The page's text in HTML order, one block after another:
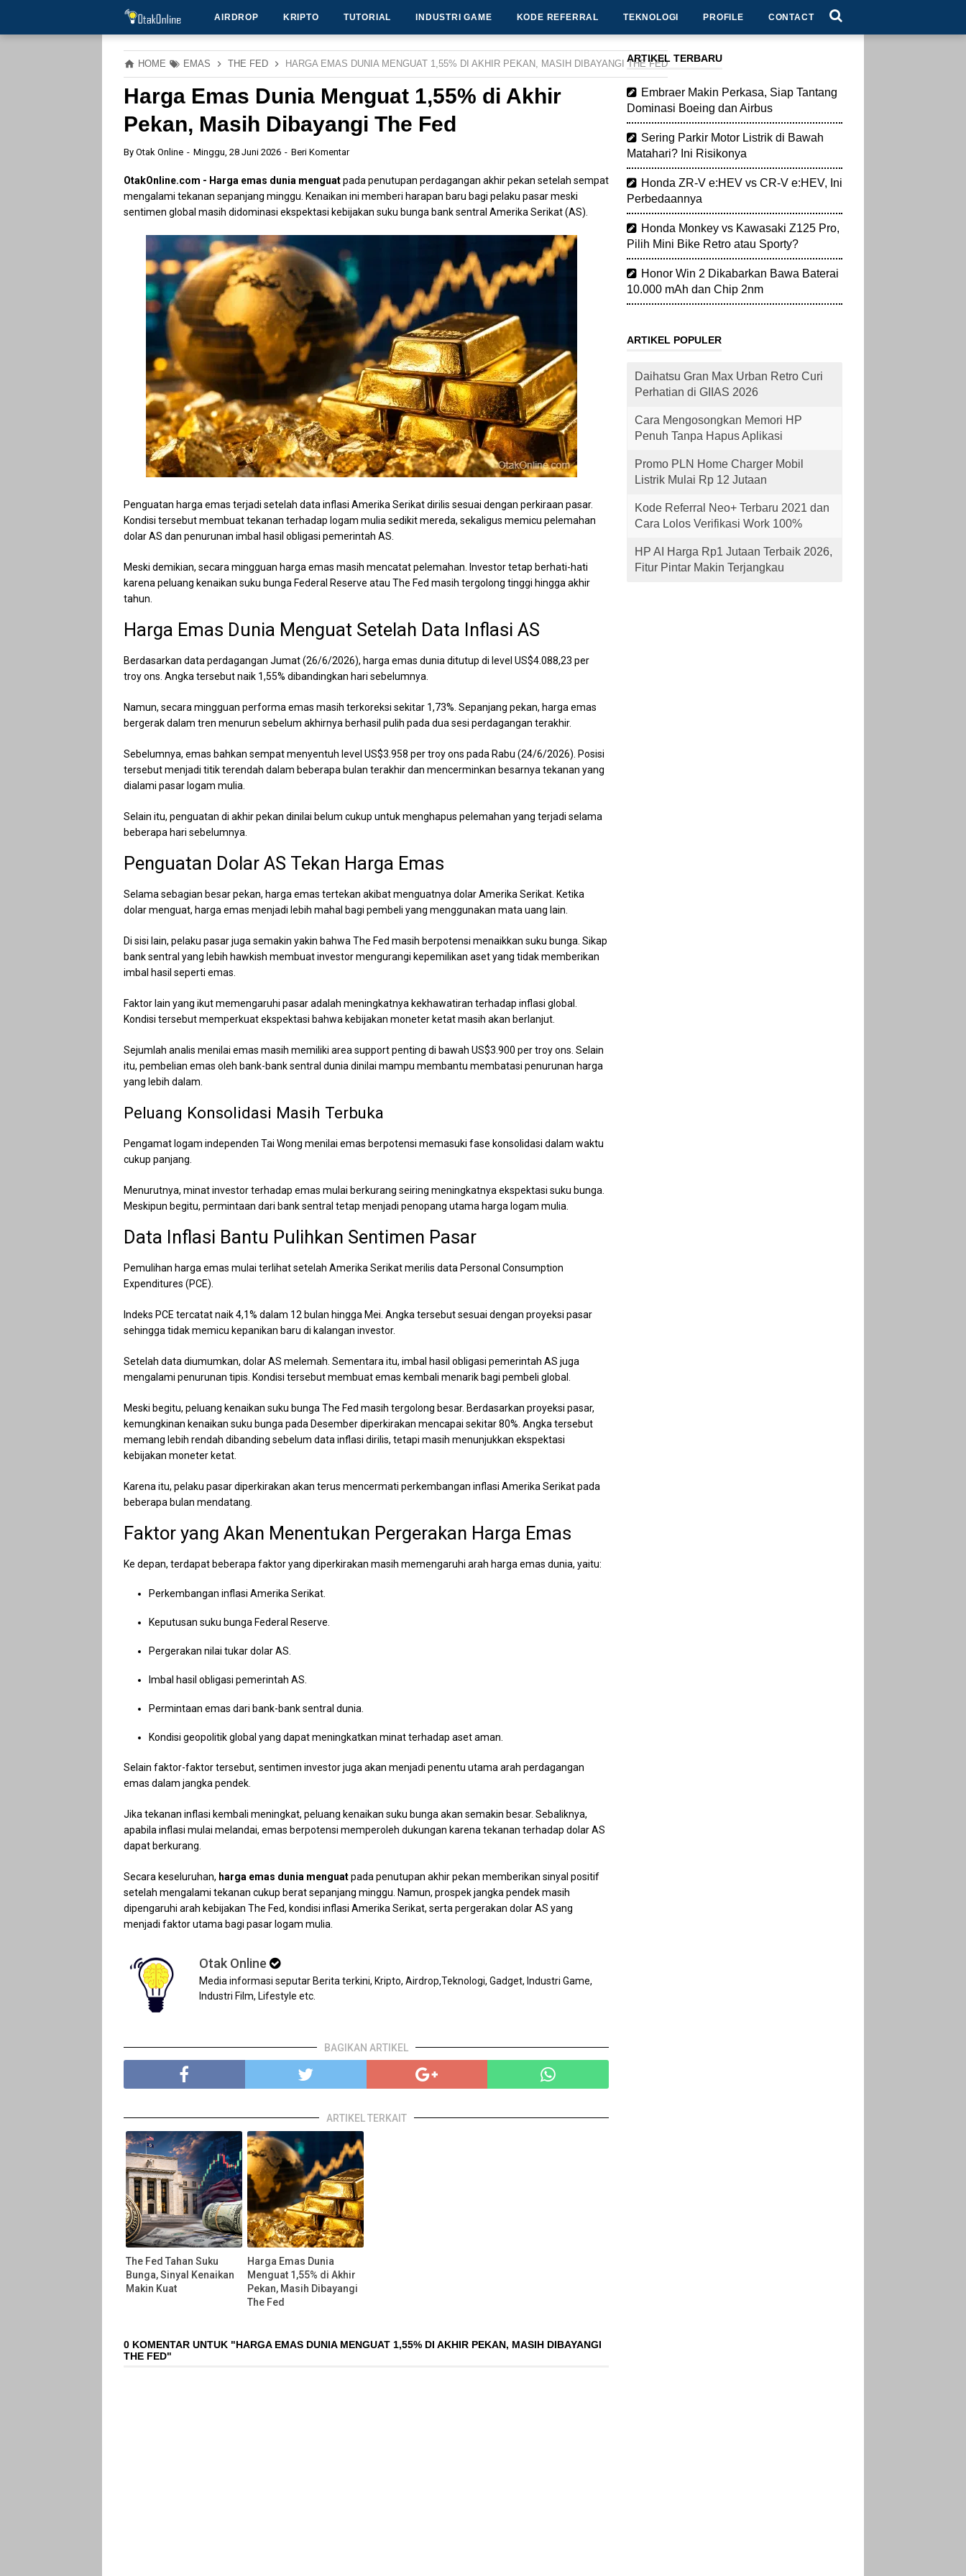
AIRDROP KRIPTO TUTORIAL INDUSTRI GAME KODE REFERRAL TEKNOLOGI PROFILE CONTACT
HOME EMAS THE FED HARGA EMAS DUNIA MENGUAT 1,55% DI AKHIR PEKAN, MASIH DIBAYANGI THE FED
Harga Emas Dunia Menguat 1,55% di Akhir
Pekan, Masih Dibayangi The Fed
By Otak Online Minggu, 28 Juni 2026 Beri Komentar
OtakOnline.com - Harga emas dunia menguatpada penutupan perdagangan akhir pekan setelah sempat
mengalami tekanan sepanjang minggu. Kenaikan ini memberi harapan baru bagi pelaku pasar meski
sentimen global masih didominasi ekspektasi kebijakan suku bunga bank sentral Amerika Serikat (AS).
Penguatan harga emas terjadi setelah data inflasi Amerika Serikat dirilis sesuai dengan perkiraan pasar.
Kondisi tersebut membuat tekanan terhadap logam mulia sedikit mereda, sekaligus memicu pelemahan
dolar AS dan penurunan imbal hasil obligasi pemerintah AS.
Meski demikian, secara mingguan harga emas masih mencatat pelemahan. Investor tetap berhati-hati
karena peluang kenaikan suku bunga Federal Reserve atau The Fed masih tergolong tinggi hingga akhir
tahun.
Harga Emas Dunia Menguat Setelah Data Inflasi AS
Berdasarkan data perdagangan Jumat (26/6/2026), harga emas dunia ditutup di level US$4.088,23 per
troy ons. Angka tersebut naik 1,55% dibandingkan hari sebelumnya.
Namun, secara mingguan performa emas masih terkoreksi sekitar 1,73%. Sepanjang pekan, harga emas
bergerak dalam tren menurun sebelum akhirnya berhasil pulih pada dua sesi perdagangan terakhir.
Sebelumnya, emas bahkan sempat menyentuh level US$3.958 per troy ons pada Rabu (24/6/2026). Posisi
tersebut menjadi titik terendah dalam beberapa bulan terakhir dan mencerminkan besarnya tekanan yang
dialami pasar logam mulia.
Selain itu, penguatan di akhir pekan dinilai belum cukup untuk menghapus pelemahan yang terjadi selama
beberapa hari sebelumnya.
Penguatan Dolar AS Tekan Harga Emas
Selama sebagian besar pekan, harga emas tertekan akibat menguatnya dolar Amerika Serikat. Ketika
dolar menguat, harga emas menjadi lebih mahal bagi pembeli yang menggunakan mata uang lain.
Di sisi lain, pelaku pasar juga semakin yakin bahwa The Fed masih berpotensi menaikkan suku bunga. Sikap
bank sentral yang lebih hawkish membuat investor mengurangi kepemilikan aset yang tidak memberikan
imbal hasil seperti emas.
Faktor lain yang ikut memengaruhi pasar adalah meningkatnya kekhawatiran terhadap inflasi global.
Kondisi tersebut memperkuat ekspektasi bahwa kebijakan moneter ketat masih akan berlanjut.
Sejumlah analis menilai emas masih memiliki area support penting di bawah US$3.900 per troy ons. Selain
itu, pembelian emas oleh bank-bank sentral dunia dinilai mampu membantu membatasi penurunan harga
yang lebih dalam.
Peluang Konsolidasi Masih Terbuka
Pengamat logam independen Tai Wong menilai emas berpotensi memasuki fase konsolidasi dalam waktu
cukup panjang.
Menurutnya, minat investor terhadap emas mulai berkurang seiring meningkatnya ekspektasi suku bunga.
Meskipun begitu, permintaan dari bank sentral tetap menjadi penopang utama harga logam mulia.
Data Inflasi Bantu Pulihkan Sentimen Pasar
Pemulihan harga emas mulai terlihat setelah Amerika Serikat merilis data Personal Consumption
Expenditures (PCE).
Indeks PCE tercatat naik 4,1% dalam 12 bulan hingga Mei. Angka tersebut sesuai dengan proyeksi pasar
sehingga tidak memicu kepanikan baru di kalangan investor.
Setelah data diumumkan, dolar AS melemah. Sementara itu, imbal hasil obligasi pemerintah AS juga
mengalami penurunan tipis. Kondisi tersebut membuat emas kembali menarik bagi pembeli global.
Meski begitu, peluang kenaikan suku bunga The Fed masih tergolong besar. Berdasarkan proyeksi pasar,
kemungkinan kenaikan suku bunga pada Desember diperkirakan mencapai sekitar 80%. Angka tersebut
memang lebih rendah dibanding sebelum data inflasi dirilis, tetapi masih menunjukkan ekspektasi
kebijakan moneter ketat.
Karena itu, pelaku pasar diperkirakan akan terus mencermati perkembangan inflasi Amerika Serikat pada
beberapa bulan mendatang.
Faktor yang Akan Menentukan Pergerakan Harga Emas
Ke depan, terdapat beberapa faktor yang diperkirakan masih memengaruhi arah harga emas dunia, yaitu:
Perkembangan inflasi Amerika Serikat.
Keputusan suku bunga Federal Reserve.
Pergerakan nilai tukar dolar AS.
Imbal hasil obligasi pemerintah AS.
Permintaan emas dari bank-bank sentral dunia.
Kondisi geopolitik global yang dapat meningkatkan minat terhadap aset aman.
Selain faktor-faktor tersebut, sentimen investor juga akan menjadi penentu utama arah perdagangan
emas dalam jangka pendek.
Jika tekanan inflasi kembali meningkat, peluang kenaikan suku bunga akan semakin besar. Sebaliknya,
apabila inflasi mulai melandai, emas berpotensi memperoleh dukungan karena tekanan terhadap dolar AS
dapat berkurang.
Secara keseluruhan, harga emas dunia menguatpada penutupan akhir pekan memberikan sinyal positif
setelah mengalami tekanan cukup berat sepanjang minggu. Namun, prospek jangka pendek masih
dipengaruhi arah kebijakan The Fed, kondisi inflasi Amerika Serikat, serta pergerakan dolar AS yang
menjadi faktor utama bagi pasar logam mulia.
Otak Online
Media informasi seputar Berita terkini, Kripto, Airdrop,Teknologi, Gadget, Industri Game,
Industri Film, Lifestyle etc.
BAGIKAN ARTIKEL
ARTIKEL TERKAIT
The Fed Tahan Suku
Bunga, Sinyal Kenaikan
Makin Kuat
Harga Emas Dunia
Menguat 1,55% di Akhir
Pekan, Masih Dibayangi
The Fed
0 KOMENTAR UNTUK "HARGA EMAS DUNIA MENGUAT 1,55% DI AKHIR PEKAN, MASIH DIBAYANGI
THE FED"
ARTIKEL TERBARU
Embraer Makin Perkasa, Siap Tantang
Dominasi Boeing dan Airbus
Sering Parkir Motor Listrik di Bawah
Matahari? Ini Risikonya
Honda ZR-V e:HEV vs CR-V e:HEV, Ini
Perbedaannya
Honda Monkey vs Kawasaki Z125 Pro,
Pilih Mini Bike Retro atau Sporty?
Honor Win 2 Dikabarkan Bawa Baterai
10.000 mAh dan Chip 2nm
ARTIKEL POPULER
Daihatsu Gran Max Urban Retro Curi
Perhatian di GIIAS 2026
Cara Mengosongkan Memori HP
Penuh Tanpa Hapus Aplikasi
Promo PLN Home Charger Mobil
Listrik Mulai Rp 12 Jutaan
Kode Referral Neo+ Terbaru 2021 dan
Cara Lolos Verifikasi Work 100%
HP AI Harga Rp1 Jutaan Terbaik 2026,
Fitur Pintar Makin Terjangkau